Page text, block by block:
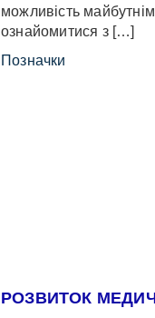
можливість
ознайомитися з […]
Позначки
РОЗВИТОК